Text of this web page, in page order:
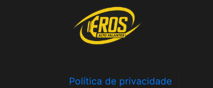
Política de privacidade